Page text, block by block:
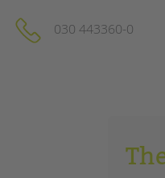
schließen
030 443360-0
Suchen